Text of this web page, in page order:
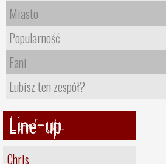
Miasto
Popularność
Fani
Lubisz ten zespół?
Line-up
Chris